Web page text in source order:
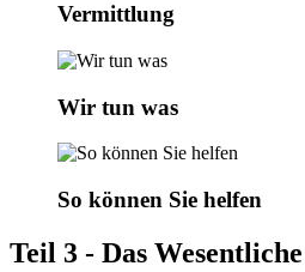
Vermittlung
Wir tun was
So können Sie helfen
Teil 3 - Das Wesentliche